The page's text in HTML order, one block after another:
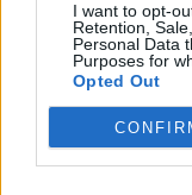
I want to opt-
Retention,
Personal Data
Purposes for
Opted Out
FA Cup:8
League Cup:5
FA Community Shield:
Champions League:
Supercoppa Europea:
Coppa del Mondo per